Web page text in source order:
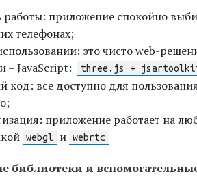
работы: приложение спокойно
телефонах;
это чисто web-
– JavaScript:
three.js +
код: все доступно для
приложение работает на
webgl и webrtc
библиотеки и